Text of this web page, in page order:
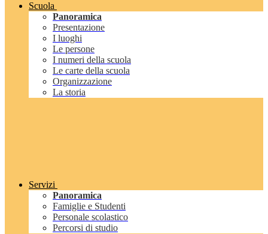
Scuola
Panoramica
Presentazione
I luoghi
Le persone
I numeri della scuola
Le carte della scuola
Organizzazione
La storia
Servizi
Panoramica
Famiglie e Studenti
Personale scolastico
Percorsi di studio